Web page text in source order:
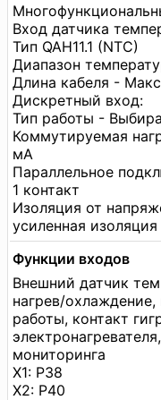
Вход датчика
Тип QAH11.1 (NTC)
Диапазон
Длина кабеля -
Дискретный вход:
Тип работы -
Коммутируемая
мА
Параллельное
1 контакт
Изоляция от
усиленная изоляция
Функции входов
Внешний датчик
нагрев/
работы, контакт
мониторинга
X1: P38
X2: P40